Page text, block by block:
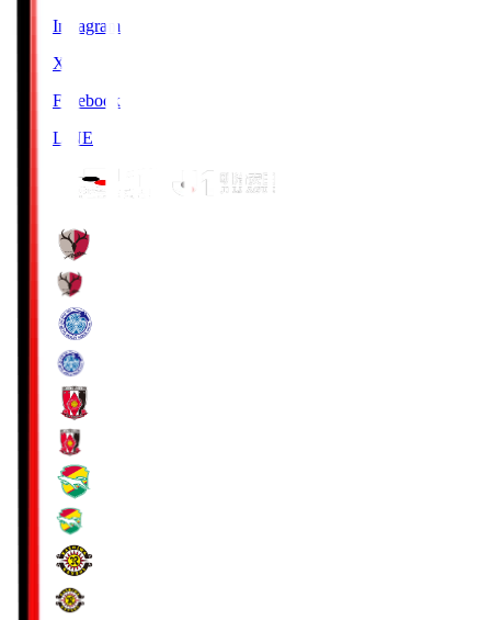
Instagram
X
Facebook
LINE